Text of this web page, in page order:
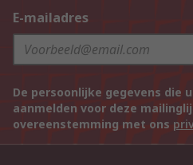
E-mailadres
De persoonlijke gegevens die
aanmelden voor deze
overeenstemming met ons